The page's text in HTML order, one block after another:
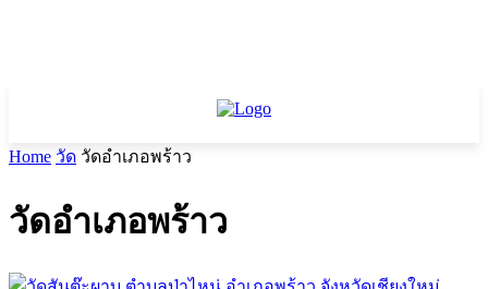
Home วัด วัดอำเภอพร้าว
วัดอำเภอพร้าว